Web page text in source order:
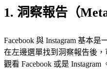
1. 洞察報告（
Facebook 與 Instagram 基本是
在左邊選單找到洞察報告後
觀看 Facebook 或是 Instagram